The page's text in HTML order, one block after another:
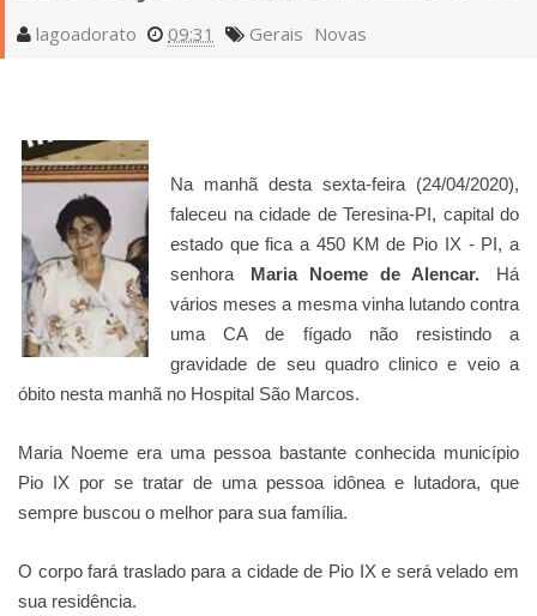
lagoadorato 09:31 Gerais Novas
Na manhã desta sexta-feira (24/04/2020),
faleceu na cidade de Teresina-PI, capital do
estado que fica a 450 KM de Pio IX - PI, a
senhora
Maria Noeme de Alencar. Há
vários meses a mesma vinha lutando contra
uma CA de fígado não resistindo a
gravidade de seu quadro clinico e veio a
óbito nesta manhã no Hospital São Marcos.
Maria Noeme era uma pessoa bastante conhecida município
Pio IX por se tratar de uma pessoa idônea e lutadora, que
sempre buscou o melhor para sua família.
O corpo fará traslado para a cidade de Pio IX e será velado em
sua residência.